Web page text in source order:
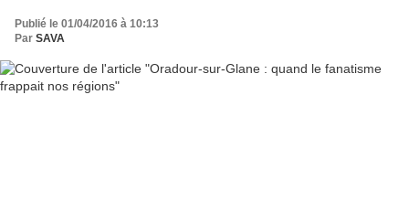
Publié le 01/04/2016 à 10:13
Par SAVA